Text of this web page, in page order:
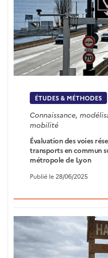
ÉTUDES & MÉTHODES
Connaissance,
mobilité
Évaluation des voies
transports en commun
métropole de Lyon
Publié le 28/06/2025